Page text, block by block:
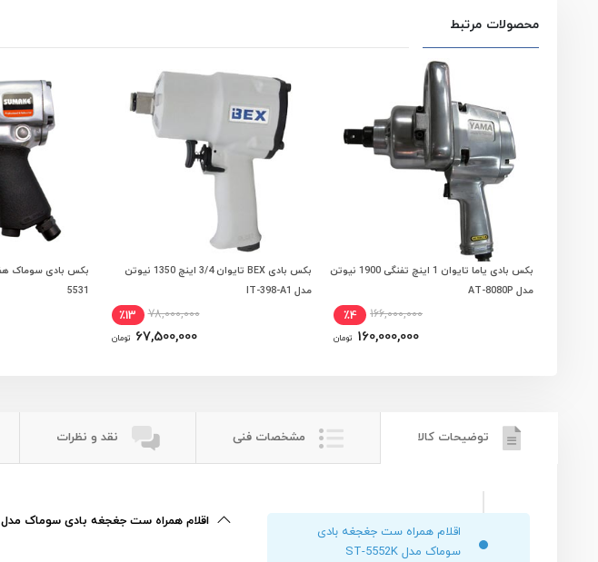
محصولات مرتبط
افزودن به سبد خرید
بکس بادی یاما تایوان 1 اینچ تفنگی 1900 نیوتن
مدل AT-8080P
166,000,000 ٪4
160,000,000 تومان
افزودن به سبد خرید
بکس بادی BEX تایوان 3/4 اینچ 1350 نیوتن
مدل IT-398-A1
78,000,000 ٪13
67,500,000 تومان
5531
توضیحات کالا مشخصات فنی نقد و نظرات
اقلام همراه ست جغجغه بادی
سوماک مدل ST-5552K
اقلام همراه ست جغجغه بادی سوماک مدل ST-5552K